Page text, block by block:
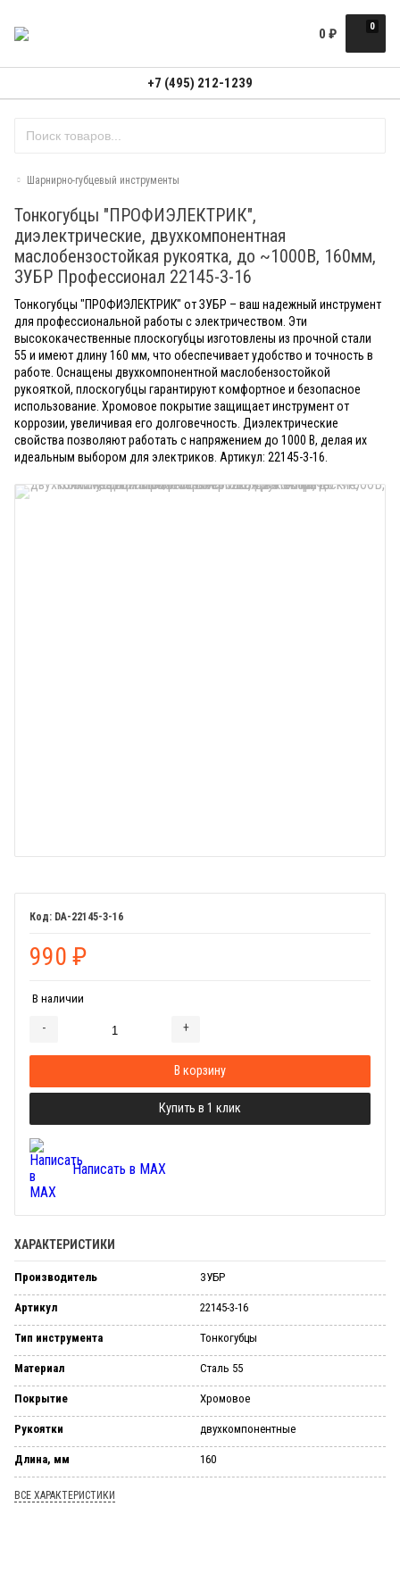
0
0 ₽
+7 (495) 212-1239
Шарнирно-губцевый инструменты
Тонкогубцы "ПРОФИЭЛЕКТРИК",
диэлектрические, двухкомпонентная
маслобензостойкая рукоятка, до ~1000В, 160мм,
ЗУБР Профессионал 22145-3-16
Тонкогубцы "ПРОФИЭЛЕКТРИК" от ЗУБР – ваш надежный инструмент
для профессиональной работы с электричеством. Эти
высококачественные плоскогубцы изготовлены из прочной стали
55 и имеют длину 160 мм, что обеспечивает удобство и точность в
работе. Оснащены двухкомпонентной маслобензостойкой
рукояткой, плоскогубцы гарантируют комфортное и безопасное
использование. Хромовое покрытие защищает инструмент от
коррозии, увеличивая его долговечность. Диэлектрические
свойства позволяют работать с напряжением до 1000 В, делая их
идеальным выбором для электриков. Артикул: 22145-3-16.
DA-22145-3-16
990 ₽
В наличии
- +
В корзину
Купить в 1 клик
Написать в MAX
ХАРАКТЕРИСТИКИ
Производитель ЗУБР
Артикул 22145-3-16
Тип инструмента Тонкогубцы
Материал Сталь 55
Покрытие Хромовое
Рукоятки двухкомпонентные
Длина, мм 160
ВСЕ ХАРАКТЕРИСТИКИ